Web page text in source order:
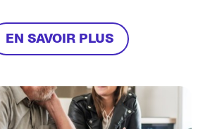
partenaires engagés,
pour répondre
d’évolution démographique
EN SAVOIR PLUS